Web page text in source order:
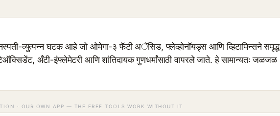
व्युत्पन्न घटक आहे जो ओमेगा-३ फॅटी अॅसिड, फ्लेव्होनॉयड्स आणि व्हिटामिन्सने समृद्ध
अँटी-इंफ्लेमेटरी आणि शांतिदायक गुणधर्मांसाठी वापरले जाते. हे सामान्यतः जळजळ
· OUR OWN APP — THE FREE TOOLS WORK WITHOUT IT